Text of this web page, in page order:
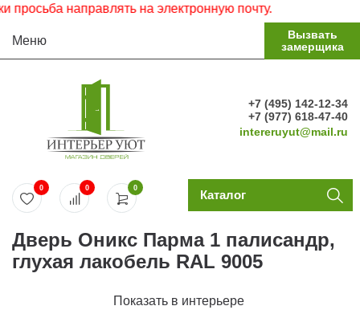
направлять на электронную почту.
Меню
Вызвать
замерщика
+7 (495) 142-12-34
+7 (977) 618-47-40
intereruyut@mail.ru
0
0 0 Каталог
Дверь Оникс Парма 1 палисандр,
глухая лакобель RAL 9005
Показать в интерьере